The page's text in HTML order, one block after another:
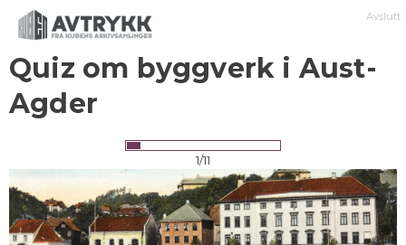
Avslutt
Quiz om byggverk i Aust-
Agder
1/11